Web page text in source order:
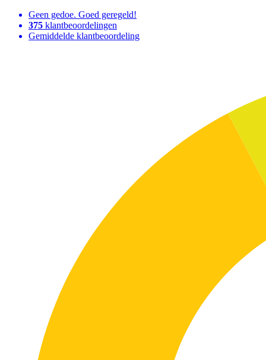
Geen gedoe. Goed geregeld!
375 klantbeoordelingen
Gemiddelde klantbeoordeling